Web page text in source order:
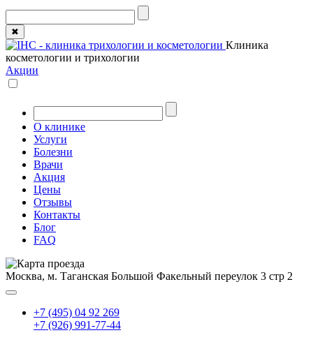
✖
Клиника
косметологии и трихологии
Акции
О клинике
Услуги
Болезни
Врачи
Акция
Цены
Отзывы
Контакты
Блог
FAQ
Москва, м. Таганская Большой Факельный переулок 3 стр 2
+7 (495) 04 92 269
+7 (926) 991-77-44